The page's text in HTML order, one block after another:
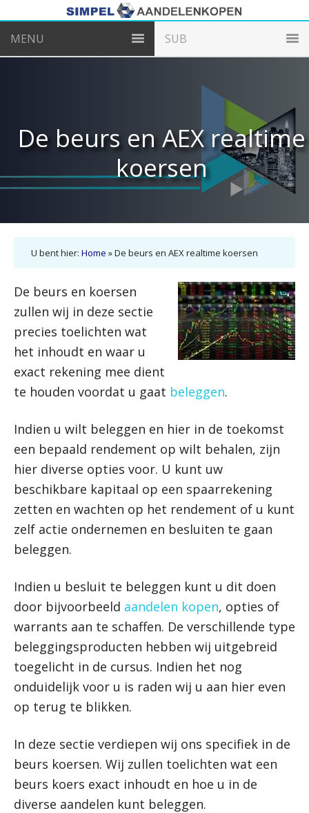
MENU SUB
U bent hier: Home »De beurs en AEX realtime koersen
De beurs en AEX realtime
koersen
De beurs en koersen
zullen wij in deze sectie
precies toelichten wat
het inhoudt en waar u
exact rekening mee dient
te houden voordat u gaat beleggen.
Indien u wilt beleggen en hier in de toekomst
een bepaald rendement op wilt behalen, zijn
hier diverse opties voor. U kunt uw
beschikbare kapitaal op een spaarrekening
zetten en wachten op het rendement of u kunt
zelf actie ondernemen en besluiten te gaan
beleggen.
Indien u besluit te beleggen kunt u dit doen
door bijvoorbeeld aandelen kopen, opties of
warrants aan te schaffen. De verschillende type
beleggingsproducten hebben wij uitgebreid
toegelicht in de cursus. Indien het nog
onduidelijk voor u is raden wij u aan hier even
op terug te blikken.
In deze sectie verdiepen wij ons specifiek in de
beurs koersen. Wij zullen toelichten wat een
beurs koers exact inhoudt en hoe u in de
diverse aandelen kunt beleggen.